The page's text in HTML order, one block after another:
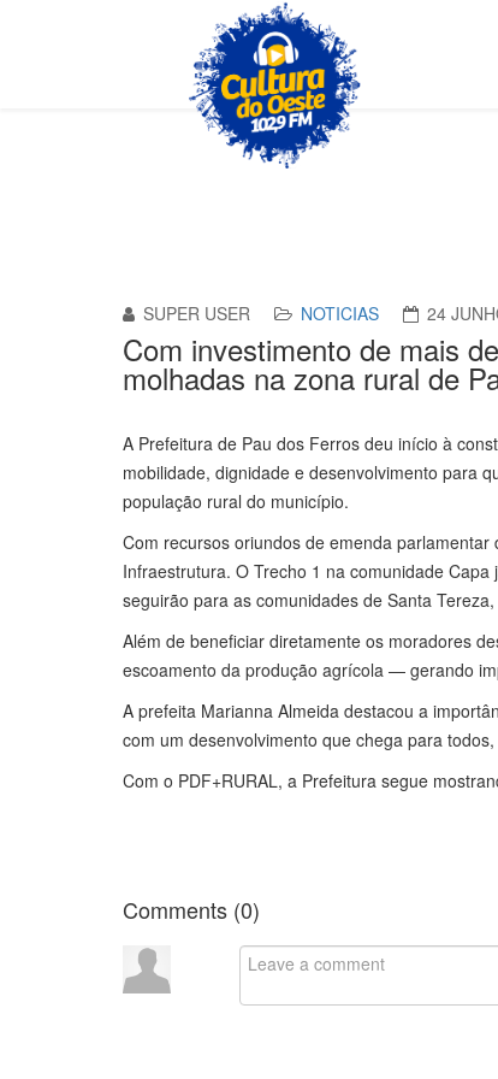
SUPER USER NOTICIAS 24
Com investimento de mais
molhadas na zona rural de
A Prefeitura de Pau dos Ferros deu início à
mobilidade, dignidade e desenvolvimento para
população rural do município.
Com recursos oriundos de emenda
Infraestrutura. O Trecho 1 na comunidade
seguirão para as comunidades de Santa
Além de beneficiar diretamente os moradores
escoamento da produção agrícola — gerando
A prefeita Marianna Almeida destacou a
com um desenvolvimento que chega para
Com o PDF+RURAL, a Prefeitura segue
Comments (0)